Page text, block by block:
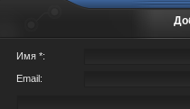
Имя *:
Email: